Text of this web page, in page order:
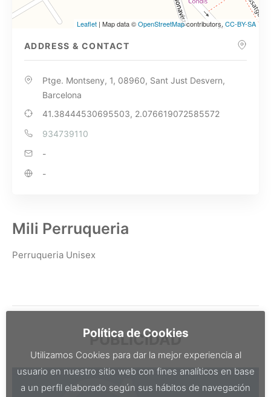
Leaflet | Map data ©OpenStreetMapcontributors, CC-BY-SA
ADDRESS & CONTACT
Ptge. Montseny, 1, 08960, Sant Just Desvern,
Barcelona
41.38444530695503, 2.076619072585572
934739110
-
-
Mili Perruqueria
Perruqueria Unisex
PUBLICIDAD
Política de Cookies
Utilizamos Cookies para dar la mejor experiencia al
usuario en nuestro sitio web con fines analíticos en base
a un perfil elaborado según sus hábitos de navegación